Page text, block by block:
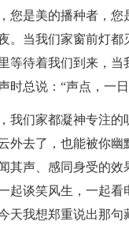
您是美的播种者，
。当我们家窗前灯
等待着我们到来，
时总说：“声点，一
我们家都凝神专注
外去了，也能被你
其声、感同身受的
起谈笑风生，一起
天我想郑重说出那句